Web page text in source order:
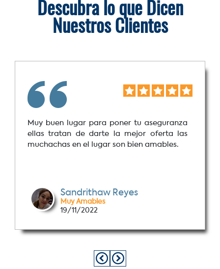
Descubra lo que Dicen
Nuestros Clientes
Muy buen lugar para poner tu aseguranza
ellas tratan de darte la mejor oferta las
muchachas en el lugar son bien amables.
Sandrithaw Reyes
Muy Amables
19/11/2022